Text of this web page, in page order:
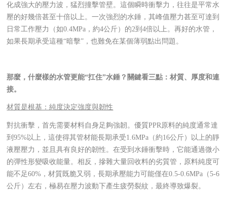
化成強大的壓力波，猛烈撞擊管壁。這個瞬時衝擊力，往往是平常水
壓的好幾倍甚至十倍以上。一次強烈的水錘，其峰值壓力甚至可達到
日常工作壓力（如0.4MPa，約4公斤）的2到4倍以上。再好的水管，
如果長期承受這種“暗擊”，也難免在某個薄弱點出問題。
那麼，什麼樣的水管更能“扛住”水錘？關鍵看三點：材質、厚度和連
接。
材質是根基：純度決定強度與韌性
對抗衝擊，首先需要材料自身足夠強韌。優質PPR原料的純度通常達
到95%以上，這使得其管材能長期承受1.6MPa（約16公斤）以上的靜
液壓壓力，並且具有良好的韌性。在受到水錘衝擊時，它能通過微小
的彈性形變吸收能量。相反，摻雜大量回收料的劣質管，原料純度可
能不足60%，材質既脆又弱，長期承壓能力可能僅在0.5-0.6MPa（5-6
公斤）左右，極易在壓力波動下產生疲勞裂紋，最終導致爆裂。